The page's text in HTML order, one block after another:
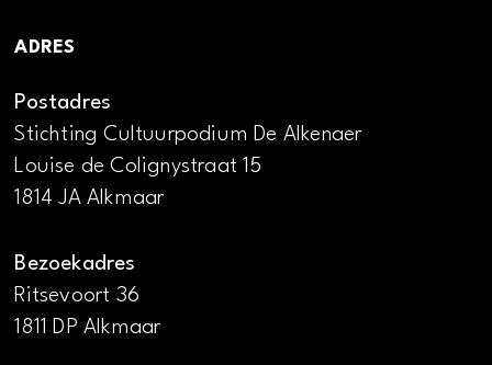
ADRES
Postadres
Stichting Cultuurpodium De Alkenaer
Louise de Colignystraat 15
1814 JA Alkmaar
Bezoekadres
Ritsevoort 36
1811 DP Alkmaar